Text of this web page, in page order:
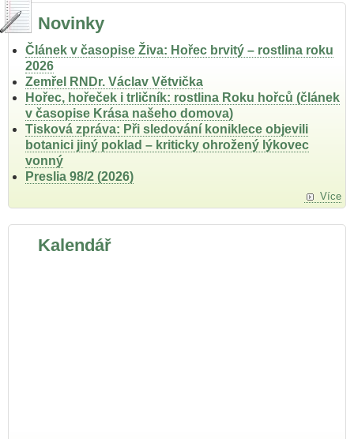
Novinky
Článek v časopise Živa: Hořec brvitý – rostlina roku
2026
Zemřel RNDr. Václav Větvička
Hořec, hořeček i trličník: rostlina Roku hořců (článek
v časopise Krása našeho domova)
Tisková zpráva: Při sledování koniklece objevili
botanici jiný poklad – kriticky ohrožený lýkovec
vonný
Preslia 98/2 (2026)
Více
Kalendář